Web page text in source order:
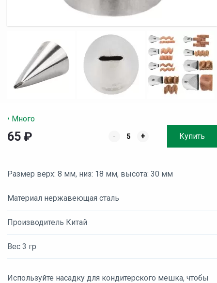
• Много
65 ₽ - + Купить
Размер верх: 8 мм, низ: 18 мм, высота: 30 мм
Материал нержавеющая сталь
Производитель Китай
Вес 3 гр
Используйте насадку для кондитерского мешка, чтобы